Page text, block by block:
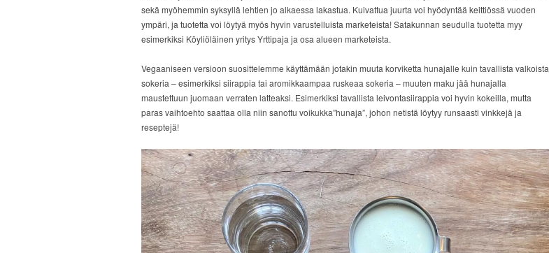
sekä myöhemmin syksyllä lehtien jo alkaessa lakastua. Kuivattua juurta voi hyödyntää keittiössä vuoden
ympäri, ja tuotetta voi löytyä myös hyvin varustelluista marketeista! Satakunnan seudulla tuotetta myy
esimerkiksi Köyliöläinen yritys Yrttipaja ja osa alueen marketeista.
Vegaaniseen versioon suosittelemme käyttämään jotakin muuta korviketta hunajalle kuin tavallista valkoista
sokeria – esimerkiksi siirappia tai aromikkaampaa ruskeaa sokeria – muuten maku jää hunajalla
maustettuun juomaan verraten latteaksi­. Esimerkiksi tavallista leivontasiirappia voi hyvin kokeilla, mutta
paras vaihtoehto saattaa olla niin sanottu voikukka”hunaja”, johon netistä löytyy runsaasti vinkkejä ja
reseptejä!